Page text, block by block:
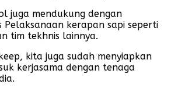
juga mendukung dengan
kerapan sapi seperti
tim tekhnis lainnya.
kita juga sudah menyiapkan
kerjasama dengan tenaga